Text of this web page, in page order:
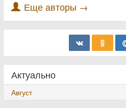
Еще авторы →
Актуально
Август